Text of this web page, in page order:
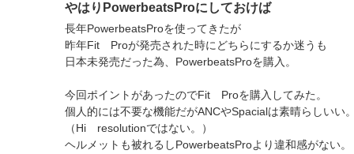
やはりPowerbeatsProにしておけば
長年PowerbeatsProを使ってきたが
昨年Fit Proが発売された時にどちらにするか迷うも
日本未発売だった為、PowerbeatsProを購入。
今回ポイントがあったのでFit Proを購入してみた。
個人的には不要な機能だがANCやSpacialは素晴らしいい。
（Hi resolutionではない。）
ヘルメットも被れるしPowerbeatsProより違和感がない。